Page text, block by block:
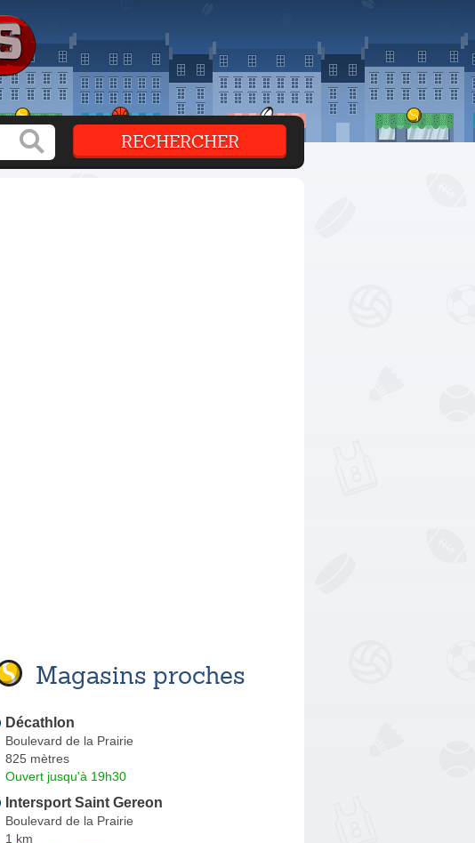
Magasins proches
Décathlon
Boulevard de la Prairie
825 mètres
Ouvert jusqu'à 19h30
Intersport Saint Gereon
Boulevard de la Prairie
1 km